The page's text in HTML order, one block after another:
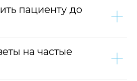
пациенту до
на частые